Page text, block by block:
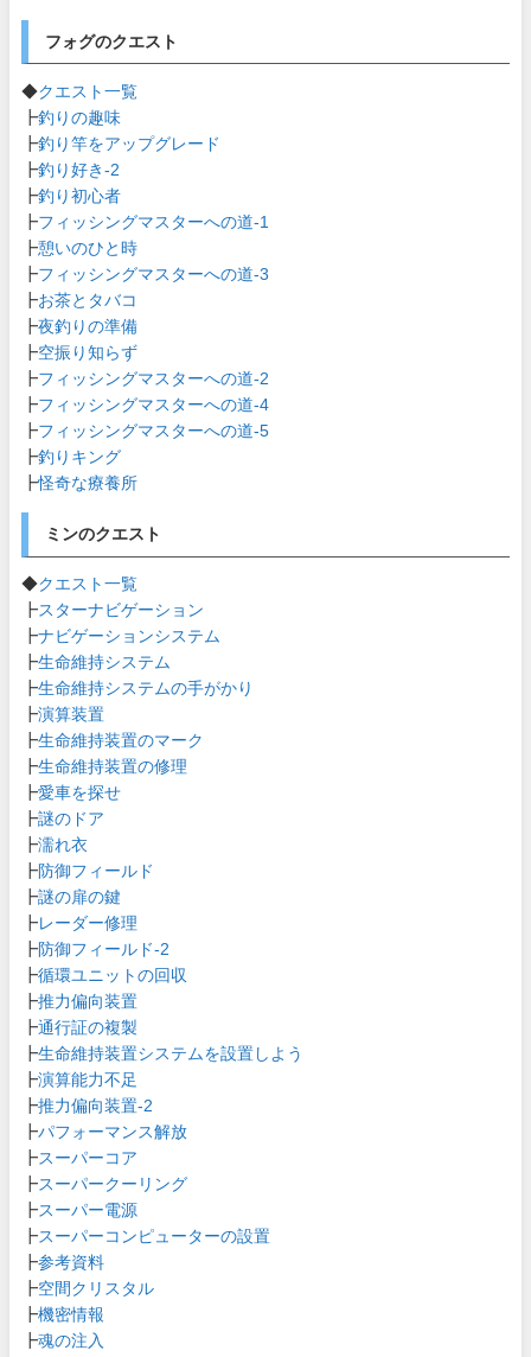
フォグのクエスト
◆クエスト一覧
┣釣りの趣味
┣釣り竿をアップグレード
┣釣り好き-2
┣釣り初心者
┣フィッシングマスターへの道-1
┣憩いのひと時
┣フィッシングマスターへの道-3
┣お茶とタバコ
┣夜釣りの準備
┣空振り知らず
┣フィッシングマスターへの道-2
┣フィッシングマスターへの道-4
┣フィッシングマスターへの道-5
┣釣りキング
┣怪奇な療養所
ミンのクエスト
◆クエスト一覧
┣スターナビゲーション
┣ナビゲーションシステム
┣生命維持システム
┣生命維持システムの手がかり
┣演算装置
┣生命維持装置のマーク
┣生命維持装置の修理
┣愛車を探せ
┣謎のドア
┣濡れ衣
┣防御フィールド
┣謎の扉の鍵
┣レーダー修理
┣防御フィールド-2
┣循環ユニットの回収
┣推力偏向装置
┣通行証の複製
┣生命維持装置システムを設置しよう
┣演算能力不足
┣推力偏向装置-2
┣パフォーマンス解放
┣スーパーコア
┣スーパークーリング
┣スーパー電源
┣スーパーコンピューターの設置
┣参考資料
┣空間クリスタル
┣機密情報
┣魂の注入